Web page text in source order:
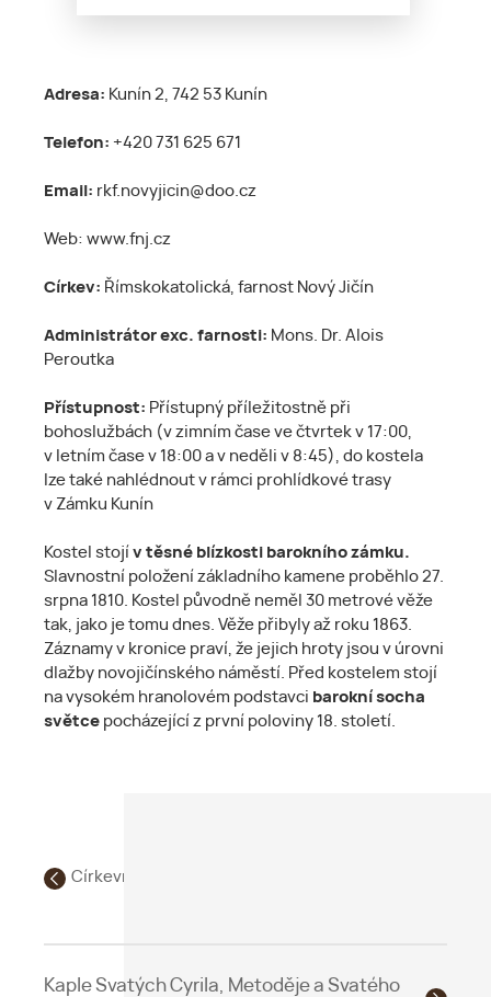
Adresa: Kunín 2, 742 53 Kunín
Telefon: +420 731 625 671
Email: rkf.novyjicin@doo.cz
Web: www.fnj.cz
Církev: Římskokatolická, farnost Nový Jičín
Administrátor exc. farnosti: Mons. Dr. Alois
Peroutka
Přístupnost: Přístupný příležitostně při
bohoslužbách (v zimním čase ve čtvrtek v 17:00,
v letním čase v 18:00 a v neděli v 8:45), do kostela
lze také nahlédnout v rámci prohlídkové trasy
v Zámku Kunín
Kostel stojí v těsné blízkosti barokního zámku.
Slavnostní položení základního kamene proběhlo 27.
srpna 1810. Kostel původně neměl 30 metrové věže
tak, jako je tomu dnes. Věže přibyly až roku 1863.
Záznamy v kronice praví, že jejich hroty jsou v úrovni
dlažby novojičínského náměstí. Před kostelem stojí
na vysokém hranolovém podstavci barokní socha
světce pocházející z první poloviny 18. století.
Církevní / poutní turistika
Kaple Svatých Cyrila, Metoděje a Svatého